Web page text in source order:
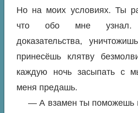
Но на моих условиях. Ты
что обо мне узнал.
доказательства,
принесёшь клятву
каждую ночь засыпать с
меня предашь.
— А взамен ты поможешь